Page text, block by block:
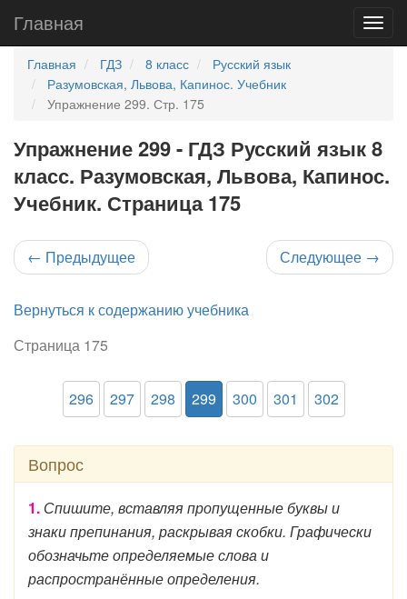
Главная
Главная ГДЗ 8 класс
Русский язык
Разумовская, Львова, Капинос. Учебник
Упражнение 299. Стр. 175
Упражнение 299 - ГДЗ Русский язык 8
класс. Разумовская, Львова, Капинос.
Учебник. Страница 175
← Предыдущее Следующее →
Вернуться к содержанию учебника
Страница 175
296 297 298 299 300 301 302
Вопрос
1. Спишите, вставляя пропущенные буквы и
знаки препинания, раскрывая скобки. Графически
обозначьте определяемые слова и
распространённые определения.